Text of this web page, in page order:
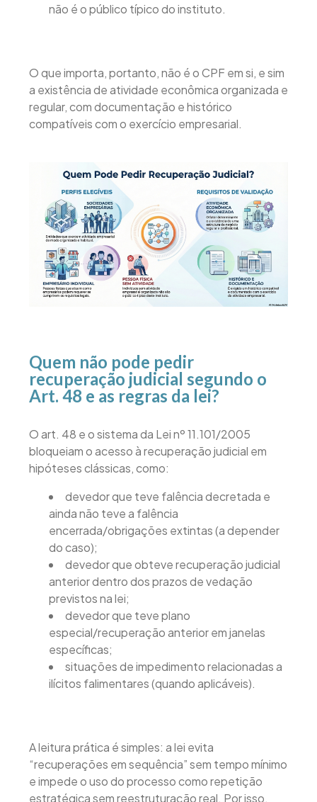
não é o público típico do instituto.
O que importa, portanto, não é o CPF em si, e sim
a existência de atividade econômica organizada e
regular, com documentação e histórico
compatíveis com o exercício empresarial.
Quem não pode pedir
recuperação judicial segundo o
Art. 48 e as regras da lei?
O art. 48 e o sistema da Lei nº 11.101/2005
bloqueiam o acesso à recuperação judicial em
hipóteses clássicas, como:
devedor que teve falência decretada e
ainda não teve a falência
encerrada/obrigações extintas (a depender
do caso);
devedor que obteve recuperação judicial
anterior dentro dos prazos de vedação
previstos na lei;
devedor que teve plano
especial/recuperação anterior em janelas
específicas;
situações de impedimento relacionadas a
ilícitos falimentares (quando aplicáveis).
A leitura prática é simples: a lei evita
“recuperações em sequência” sem tempo mínimo
e impede o uso do processo como repetição
estratégica sem reestruturação real. Por isso,